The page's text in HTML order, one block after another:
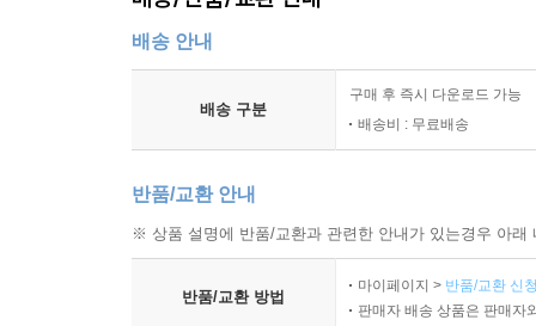
배송 안내
배송 구분
구매 후 즉시 다운로드 가능
배송비 : 무료배송
반품/교환 안내
※ 상품 설명에 반품/교환과 관련한 안내가 있는경우 아
반품/교환 방법
마이페이지 > 반품/교환 신
판매자 배송 상품은 판매자